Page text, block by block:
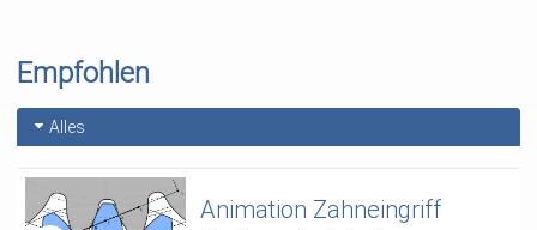
Empfohlen
Alles
Animation Zahneingriff